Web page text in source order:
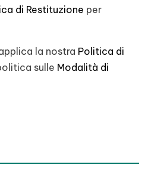
di Restituzione per
la nostra Politica di
sulle Modalità di